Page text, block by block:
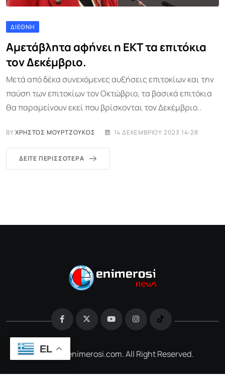
ΔΙΕΘΝΉ
Αμετάβλητα αφήνει η ΕΚΤ τα επιτόκια
τον Δεκέμβριο.
Μετά από δέκα συνεχόμενες αυξήσεις επιτοκίων και την
παύση των επιτοκίων τον Οκτώβριο, τα βασικά επιτόκια
θα παραμείνουν εκεί που βρίσκονται τον Δεκέμβριο..
BYΧΡΉΣΤΟΣ ΜΟΥΡΤΖΟΎΚΟΣ 14 ΔΕΚΕΜΒΡΊΟΥ 2023 14:28
ΔΕΊΤΕ ΠΕΡΙΣΣΌΤΕΡΑ
@2026 e-enimerosi.com. All Right Reserved.
EL